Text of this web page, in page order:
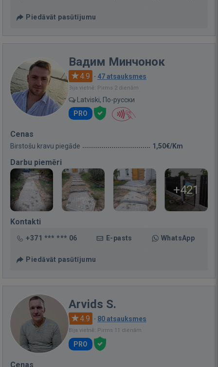
Piedāvāt pasūtījumu
Вадим Минчонок
4.9 · 47 atsauksmes
Bija vietnē: Pirms 2 dienām
Latviski, По-русски
PRO
Cenas
Birstošu kravu piegāde 1,50€/Km
Darbu piemēri
+421
Kontakti
+371 *** *** 06 E-pasts WhatsApp
Piedāvāt pasūtījumu
Arvids S.
4.9 · 80 atsauksmes
Bija vietnē: Pirms 11 dienām
PRO
Cenas